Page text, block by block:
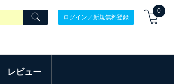
ログイン／新規無料登録
0
レビュー